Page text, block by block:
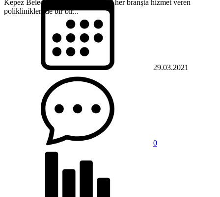
Kepez Belediyesi Tıp Merkezi’nin, her branşta hizmet veren
poliklinikleri de bir bir...
29.03.2021
0